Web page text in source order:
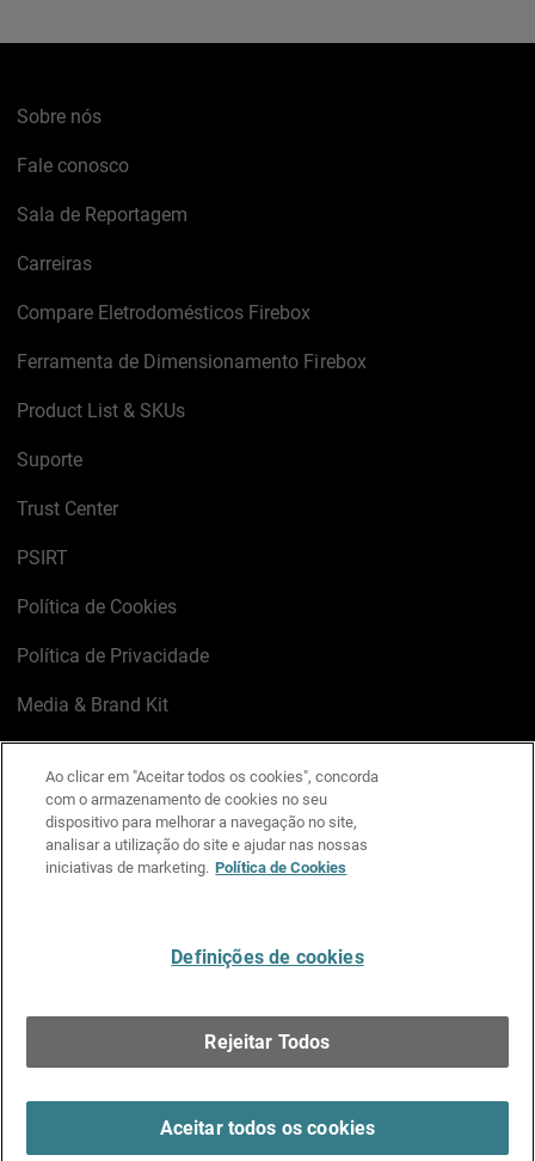
Sobre nós
Fale conosco
Sala de Reportagem
Carreiras
Compare Eletrodomésticos Firebox
Ferramenta de Dimensionamento Firebox
Product List & SKUs
Suporte
Trust Center
PSIRT
Política de Cookies
Política de Privacidade
Media & Brand Kit
LinkedIn
X FacebookInstagram
YouTube
Ao clicar em "Aceitar todos os cookies", concorda
com o armazenamento de cookies no seu
dispositivo para melhorar a navegação no site,
analisar a utilização do site e ajudar nas nossas
iniciativas de marketing. Política de Cookies
Definições de cookies
Rejeitar Todos
Aceitar todos os cookies